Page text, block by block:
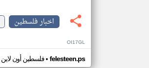
اخبار فلسطين
OI17GL
فلسطين أون لاين• felesteen.ps